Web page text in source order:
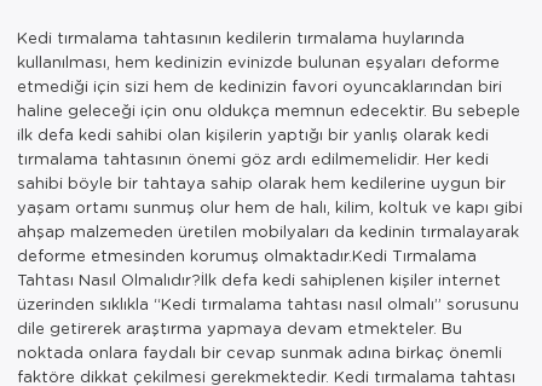
Kedi tırmalama tahtasının kedilerin tırmalama huylarında
kullanılması, hem kedinizin evinizde bulunan eşyaları deforme
etmediği için sizi hem de kedinizin favori oyuncaklarından biri
haline geleceği için onu oldukça memnun edecektir. Bu sebeple
ilk defa kedi sahibi olan kişilerin yaptığı bir yanlış olarak kedi
tırmalama tahtasının önemi göz ardı edilmemelidir. Her kedi
sahibi böyle bir tahtaya sahip olarak hem kedilerine uygun bir
yaşam ortamı sunmuş olur hem de halı, kilim, koltuk ve kapı gibi
ahşap malzemeden üretilen mobilyaları da kedinin tırmalayarak
deforme etmesinden korumuş olmaktadır.Kedi Tırmalama
Tahtası Nasıl Olmalıdır?İlk defa kedi sahiplenen kişiler internet
üzerinden sıklıkla “Kedi tırmalama tahtası nasıl olmalı” sorusunu
dile getirerek araştırma yapmaya devam etmekteler. Bu
noktada onlara faydalı bir cevap sunmak adına birkaç önemli
faktöre dikkat çekilmesi gerekmektedir. Kedi tırmalama tahtası